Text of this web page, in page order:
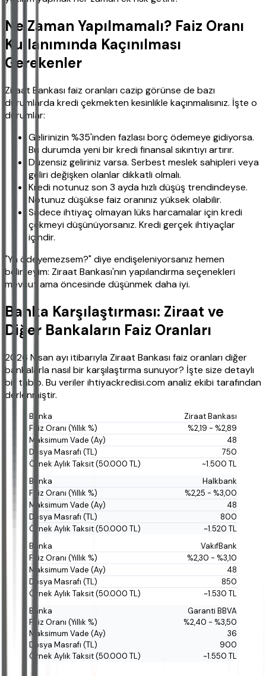
Ne Zaman Yapılmamalı? Faiz Oranı
Kullanımında Kaçınılması
Gerekenler
Ziraat Bankası faiz oranları cazip görünse de bazı
durumlarda kredi çekmekten kesinlikle kaçınmalısınız. İşte o
durumlar:
Gelirinizin %35'inden fazlası borç ödemeye gidiyorsa.
Bu durumda yeni bir kredi finansal sıkıntıyı artırır.
Düzensiz geliriniz varsa. Serbest meslek sahipleri veya
geliri değişken olanlar dikkatli olmalı.
Kredi notunuz son 3 ayda hızlı düşüş trendindeyse.
Notunuz düşükse faiz oranınız yüksek olabilir.
Sadece ihtiyaç olmayan lüks harcamalar için kredi
çekmeyi düşünüyorsanız. Kredi gerçek ihtiyaçlar
içindir.
"Ya ödeyemezsem?" diye endişeleniyorsanız hemen
belirteyim: Ziraat Bankası'nın yapılandırma seçenekleri
mevcut ama öncesinde düşünmek daha iyi.
Banka Karşılaştırması: Ziraat ve
Diğer Bankaların Faiz Oranları
2026 Nisan ayı itibarıyla Ziraat Bankası faiz oranları diğer
bankalarla nasıl bir karşılaştırma sunuyor? İşte size detaylı
bir tablo. Bu veriler ihtiyackredisi.com analiz ekibi tarafından
derlenmiştir.
Ziraat Bankası
%2,19 - %2,89
48
750
~1.500 TL
Halkbank
%2,25 - %3,00
48
800
~1.520 TL
VakıfBank
%2,30 - %3,10
48
850
~1.530 TL
Garanti BBVA
%2,40 - %3,50
36
900
~1.550 TL